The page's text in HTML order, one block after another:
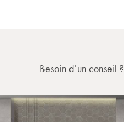
Besoin d’un conseil ?